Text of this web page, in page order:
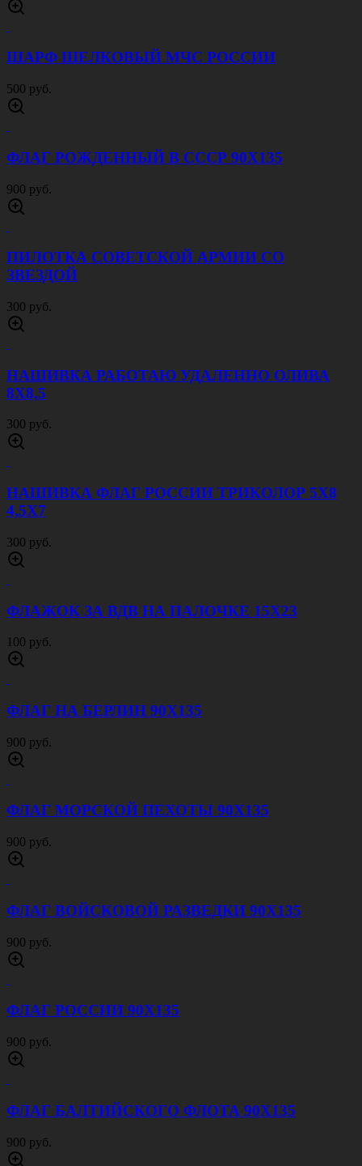
ШАРФ ШЕЛКОВЫЙ МЧС РОССИИ
500 руб.
ФЛАГ РОЖДЕННЫЙ В СССР 90Х135
900 руб.
ПИЛОТКА СОВЕТСКОЙ АРМИИ CО
ЗВЕЗДОЙ
300 руб.
НАШИВКА РАБОТАЮ УДАЛЕННО ОЛИВА
8Х8,5
300 руб.
НАШИВКА ФЛАГ РОССИИ ТРИКОЛОР 5Х8
4,5Х7
300 руб.
ФЛАЖОК ЗА ВДВ НА ПАЛОЧКЕ 15Х23
100 руб.
ФЛАГ НА БЕРЛИН 90Х135
900 руб.
ФЛАГ МОРСКОЙ ПЕХОТЫ 90Х135
900 руб.
ФЛАГ ВОЙСКОВОЙ РАЗВЕДКИ 90Х135
900 руб.
ФЛАГ РОССИИ 90Х135
900 руб.
ФЛАГ БАЛТИЙСКОГО ФЛОТА 90Х135
900 руб.